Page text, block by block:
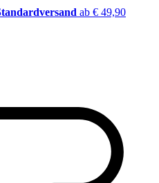
ab € 49,90